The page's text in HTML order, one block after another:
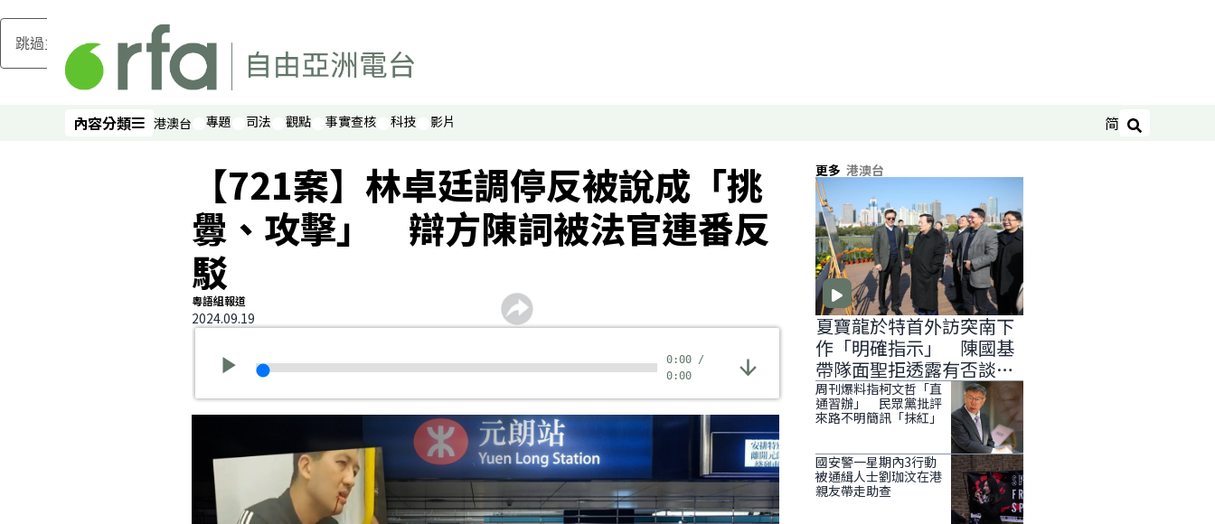
跳過主要內容
內容分類
內容分類 港澳台 專題 司法 觀點 事實查核 科技 影片 简 搜尋
【721案】林卓廷調停反被說成「挑
釁、攻擊」 辯方陳詞被法官連番反
駁
粵語組報道
2024.09.19
0:00 /
0:00
更多 港澳台
夏寶龍於特首外訪突南下
作「明確指示」 陳國基
帶隊面聖拒透露有否談
「滅赤」
周刊爆料指柯文哲「直
通習辦」 民眾黨批評
來路不明簡訊「抹紅」
國安警一星期內3行動
被通緝人士劉珈汶在港
親友帶走助查